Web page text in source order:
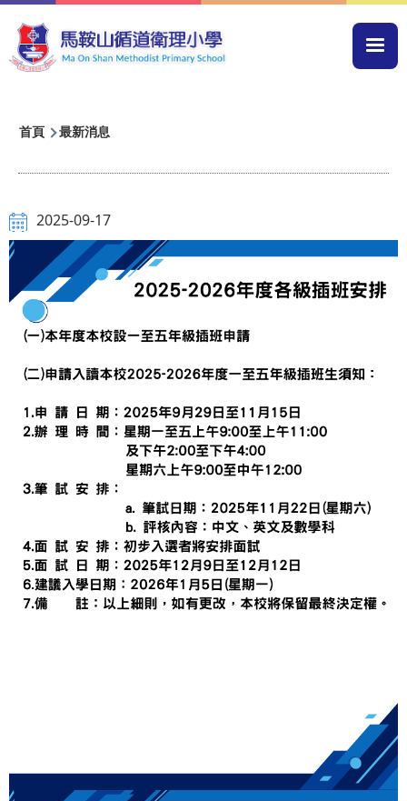
移至主內容
導
連
結
首頁 最新消息
2025-09-17